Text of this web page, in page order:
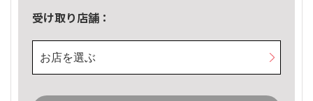
受け取り店舗：
お店を選ぶ